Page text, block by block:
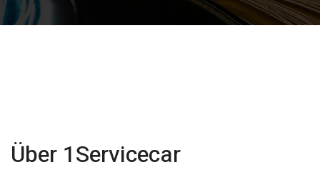
Über 1Servicecar